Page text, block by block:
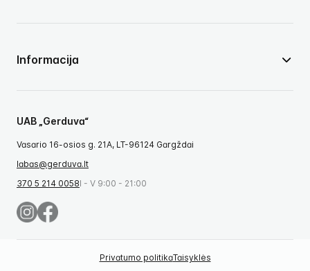
UAB „Gerduva“
Vasario 16-osios g. 21A, LT-96124 Gargždai
labas@gerduva.lt
370 5 214 0058I - V 9:00 - 21:00
Informacija
Privatumo politikaTaisyklės